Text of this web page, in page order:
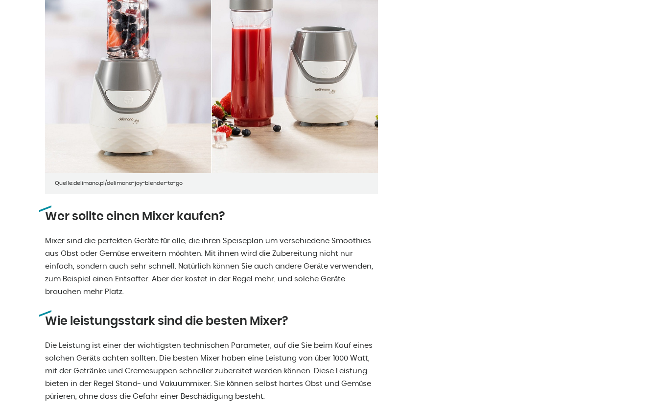
Quelle:delimano.pl/delimano-joy-blender-to-go
Wer sollte einen Mixer kaufen?
Mixer sind die perfekten Geräte für alle, die ihren Speiseplan um verschiedene Smoothies
aus Obst oder Gemüse erweitern möchten. Mit ihnen wird die Zubereitung nicht nur
einfach, sondern auch sehr schnell. Natürlich können Sie auch andere Geräte verwenden,
zum Beispiel einen Entsafter. Aber der kostet in der Regel mehr, und solche Geräte
brauchen mehr Platz.
Wie leistungsstark sind die besten Mixer?
Die Leistung ist einer der wichtigsten technischen Parameter, auf die Sie beim Kauf eines
solchen Geräts achten sollten. Die besten Mixer haben eine Leistung von über 1000 Watt,
mit der Getränke und Cremesuppen schneller zubereitet werden können. Diese Leistung
bieten in der Regel Stand- und Vakuummixer. Sie können selbst hartes Obst und Gemüse
pürieren, ohne dass die Gefahr einer Beschädigung besteht.